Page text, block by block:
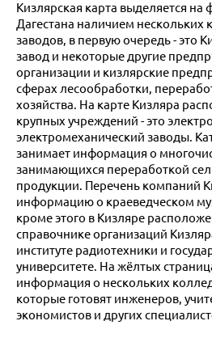
Кизлярская карта выделяется на
Дагестана наличием нескольких
заводов, в первую очередь - это
завод и некоторые другие
организации и кизлярские
сферах лесообработки,
хозяйства. На карте Кизляра
крупных учреждений - это
электромеханический заводы.
занимает информация о
занимающихся переработкой
продукции. Перечень компаний
информацию о краеведческом
кроме этого в Кизляре
справочнике организаций
институте радиотехники и
университете. На жёлтых
информация о нескольких
которые готовят инженеров,
экономистов и других